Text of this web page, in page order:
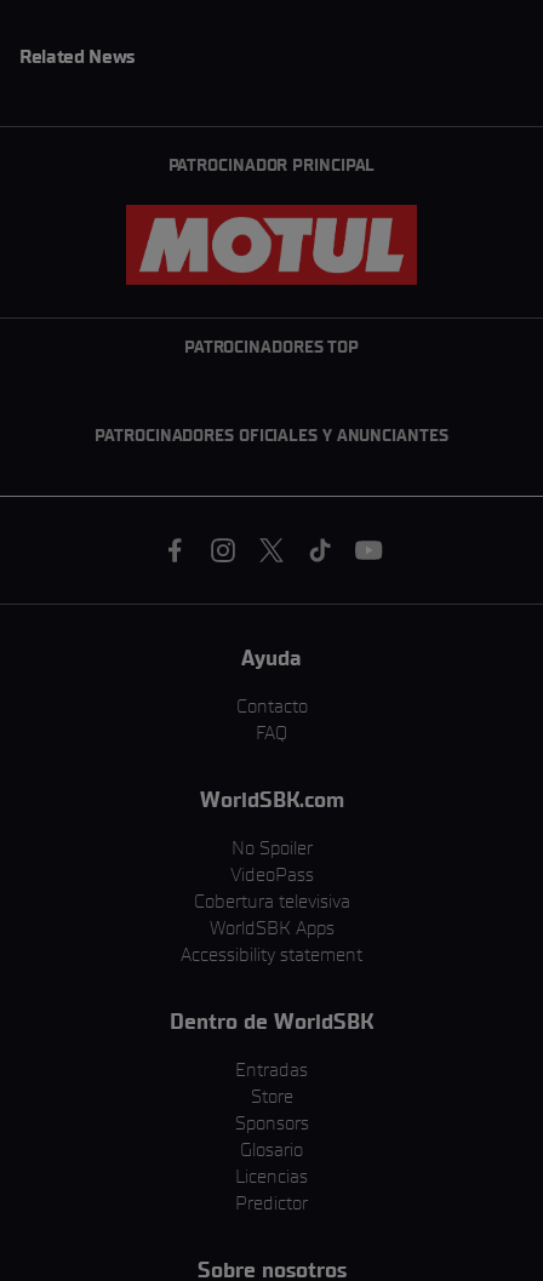
Related News
PATROCINADOR PRINCIPAL
PATROCINADORES TOP
PATROCINADORES OFICIALES Y ANUNCIANTES
Ayuda
Contacto
FAQ
WorldSBK.com
No Spoiler
VideoPass
Cobertura televisiva
WorldSBK Apps
Accessibility statement
Dentro de WorldSBK
Entradas
Store
Sponsors
Glosario
Licencias
Predictor
Sobre nosotros